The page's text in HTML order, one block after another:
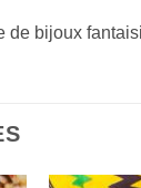
de bijoux